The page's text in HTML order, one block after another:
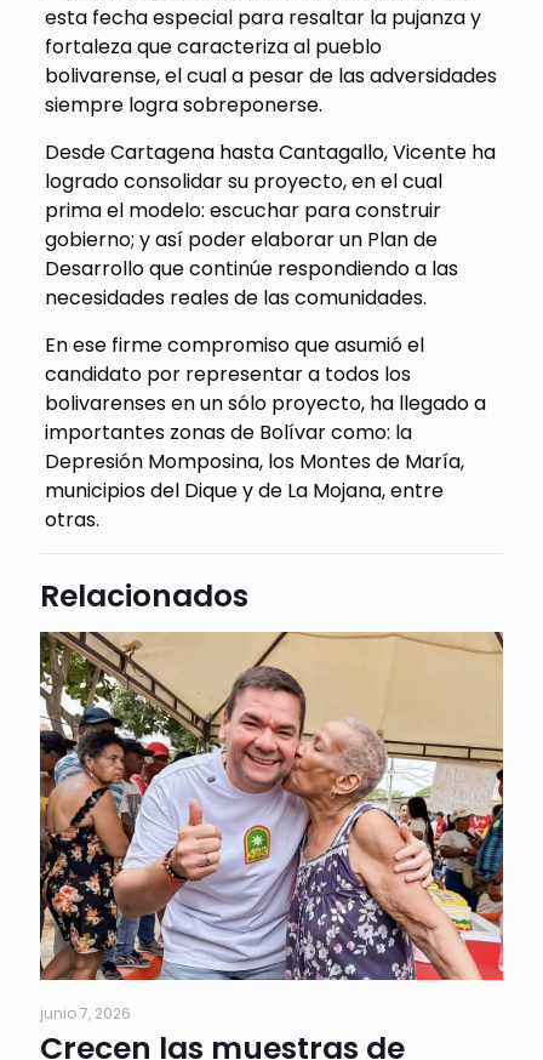
esta fecha especial para resaltar la pujanza y
fortaleza que caracteriza al pueblo
bolivarense, el cual a pesar de las adversidades
siempre logra sobreponerse.
Desde Cartagena hasta Cantagallo, Vicente ha
logrado consolidar su proyecto, en el cual
prima el modelo: escuchar para construir
gobierno; y así poder elaborar un Plan de
Desarrollo que continúe respondiendo a las
necesidades reales de las comunidades.
En ese firme compromiso que asumió el
candidato por representar a todos los
bolivarenses en un sólo proyecto, ha llegado a
importantes zonas de Bolívar como: la
Depresión Momposina, los Montes de María,
municipios del Dique y de La Mojana, entre
otras.
Relacionados
junio 7, 2026
Crecen las muestras de